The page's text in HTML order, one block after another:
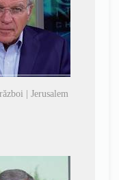
| Jerusalem